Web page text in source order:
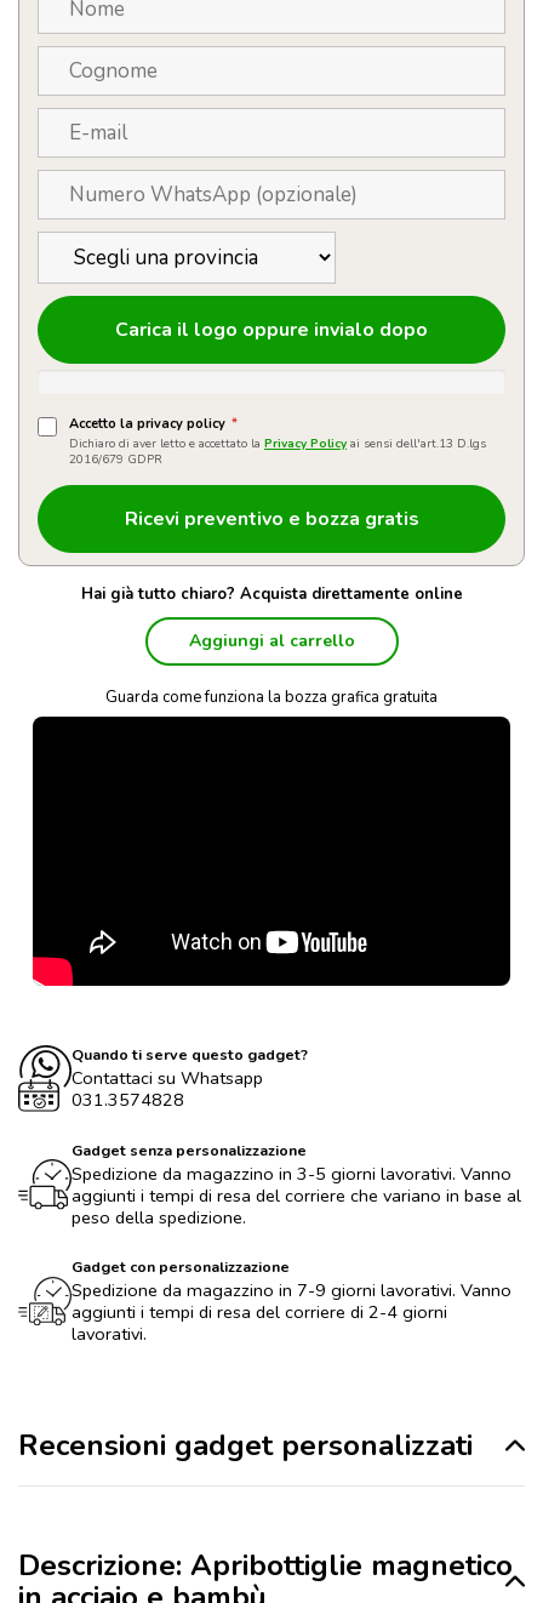
Carica il logo oppure invialo dopo
Accetto la privacy policy *
Dichiaro di aver letto e accettato la Privacy Policy ai sensi dell'art.13 D.lgs
2016/679 GDPR
Hai già tutto chiaro? Acquista direttamente online
Aggiungi al carrello
Guarda come funziona la bozza grafica gratuita
Quando ti serve questo gadget?
Contattaci su Whatsapp
031.3574828
Gadget senza personalizzazione
Spedizione da magazzino in 3-5 giorni lavorativi. Vanno
aggiunti i tempi di resa del corriere che variano in base al
peso della spedizione.
Gadget con personalizzazione
Spedizione da magazzino in 7-9 giorni lavorativi. Vanno
aggiunti i tempi di resa del corriere di 2-4 giorni
lavorativi.
Recensioni gadget personalizzati
Descrizione: Apribottiglie magnetico